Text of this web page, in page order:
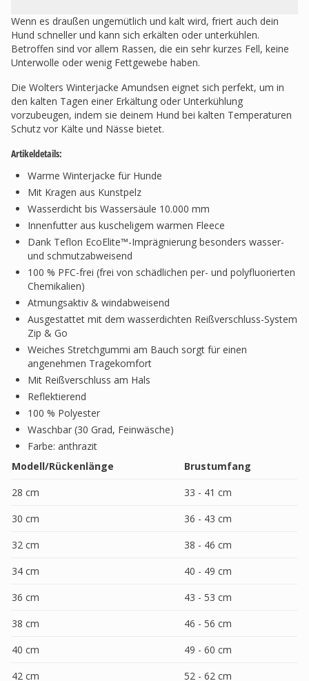
Wenn es draußen ungemütlich und kalt wird, friert auch dein
Hund schneller und kann sich erkälten oder unterkühlen.
Betroffen sind vor allem Rassen, die ein sehr kurzes Fell, keine
Unterwolle oder wenig Fettgewebe haben.
Die Wolters Winterjacke Amundsen eignet sich perfekt, um in
den kalten Tagen einer Erkältung oder Unterkühlung
vorzubeugen, indem sie deinem Hund bei kalten Temperaturen
Schutz vor Kälte und Nässe bietet.
Artikeldetails:
Warme Winterjacke für Hunde
Mit Kragen aus Kunstpelz
Wasserdicht bis Wassersäule 10.000 mm
Innenfutter aus kuscheligem warmen Fleece
Dank Teflon EcoElite™-Imprägnierung besonders wasser-
und schmutzabweisend
100 % PFC-frei (frei von schädlichen per- und polyfluorierten
Chemikalien)
Atmungsaktiv & windabweisend
Ausgestattet mit dem wasserdichten Reißverschluss-System
Zip & Go
Weiches Stretchgummi am Bauch sorgt für einen
angenehmen Tragekomfort
Mit Reißverschluss am Hals
Reflektierend
100 % Polyester
Waschbar (30 Grad, Feinwäsche)
Farbe: anthrazit
Modell/Rückenlänge
Brustumfang
28 cm
33 - 41 cm
30 cm
36 - 43 cm
32 cm
38 - 46 cm
34 cm
40 - 49 cm
36 cm
43 - 53 cm
38 cm
46 - 56 cm
40 cm
49 - 60 cm
42 cm
52 - 62 cm